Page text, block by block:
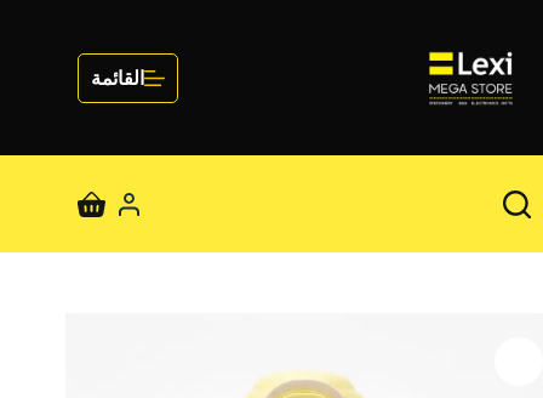
المحتوى
القائمة
عربة